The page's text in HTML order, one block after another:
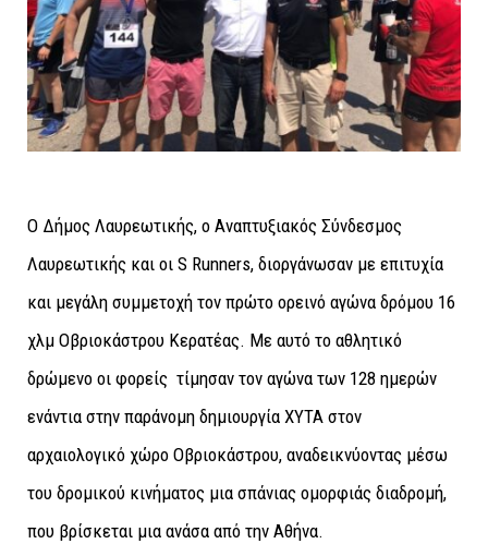
Ο Δήμος Λαυρεωτικής, ο Αναπτυξιακός Σύνδεσμος
Λαυρεωτικής και οι S Runners, διοργάνωσαν με επιτυχία
και μεγάλη συμμετοχή τον πρώτο ορεινό αγώνα δρόμου 16
χλμ Οβριοκάστρου Κερατέας. Με αυτό το αθλητικό
δρώμενο οι φορείς τίμησαν τον αγώνα των 128 ημερών
ενάντια στην παράνομη δημιουργία ΧΥΤΑ στον
αρχαιολογικό χώρο Οβριοκάστρου, αναδεικνύοντας μέσω
του δρομικού κινήματος μια σπάνιας ομορφιάς διαδρομή,
που βρίσκεται μια ανάσα από την Αθήνα.